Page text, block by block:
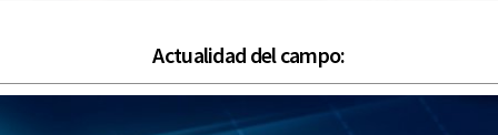
Actualidad del campo: